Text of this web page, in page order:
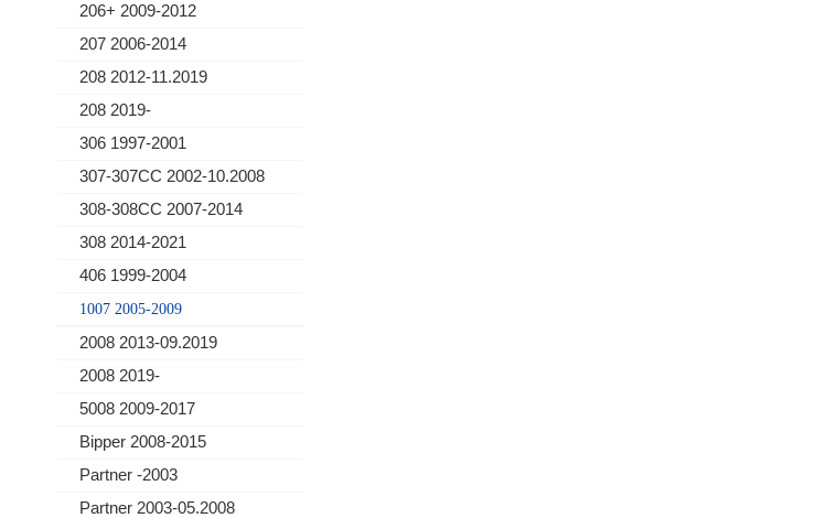
206+ 2009-2012
207 2006-2014
208 2012-11.2019
208 2019-
306 1997-2001
307-307CC 2002-10.2008
308-308CC 2007-2014
308 2014-2021
406 1999-2004
1007 2005-2009
2008 2013-09.2019
2008 2019-
5008 2009-2017
Bipper 2008-2015
Partner -2003
Partner 2003-05.2008